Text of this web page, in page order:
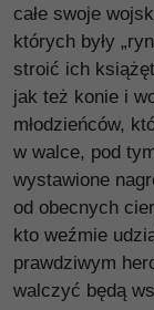
całe swoje
których były
stroić ich
jak też konie i
młodzieńców,
w walce, pod
wystawione
od obecnych
kto weźmie
prawdziwym
walczyć będą